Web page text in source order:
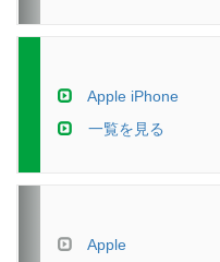
Apple iPhone
一覧を見る
Apple